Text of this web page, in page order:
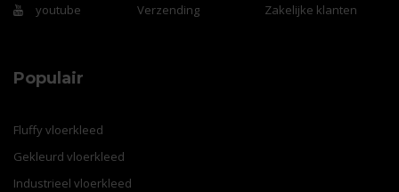
youtube
Verzending
Zakelijke klanten
Populair
Fluffy vloerkleed
Gekleurd vloerkleed
Industrieel vloerkleed